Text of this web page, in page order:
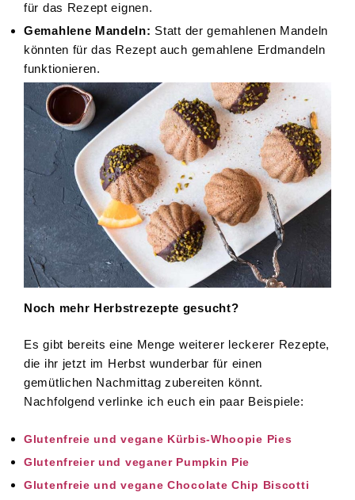
für das Rezept eignen.
Gemahlene Mandeln: Statt der gemahlenen Mandeln
könnten für das Rezept auch gemahlene Erdmandeln
funktionieren.
Noch mehr Herbstrezepte gesucht?
Es gibt bereits eine Menge weiterer leckerer Rezepte,
die ihr jetzt im Herbst wunderbar für einen
gemütlichen Nachmittag zubereiten könnt.
Nachfolgend verlinke ich euch ein paar Beispiele:
Glutenfreie und vegane Kürbis-Whoopie Pies
Glutenfreier und veganer Pumpkin Pie
Glutenfreie und vegane Chocolate Chip Biscotti